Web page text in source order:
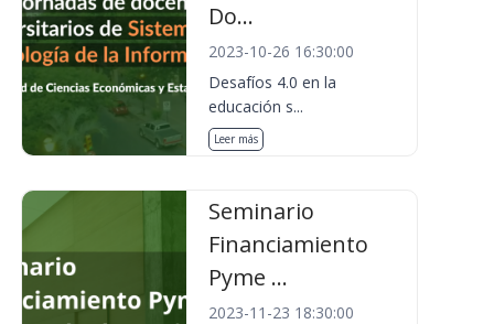
Do...
2023-10-26 16:30:00
Desafíos 4.0 en la
educación s...
Leer más
Seminario
Financiamiento
Pyme ...
2023-11-23 18:30:00